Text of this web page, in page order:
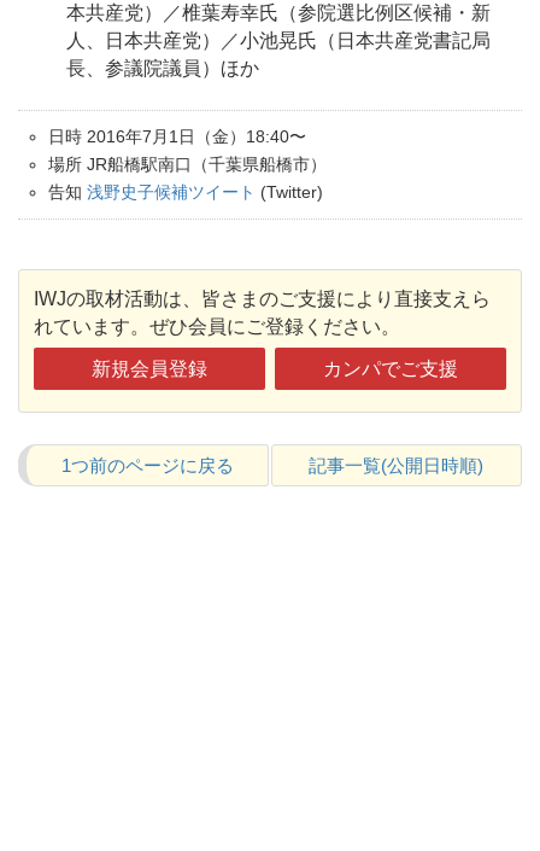
本共産党）／椎葉寿幸氏（参院選比例区候補・新
人、日本共産党）／小池晃氏（日本共産党書記局
長、参議院議員）ほか
日時 2016年7月1日（金）18:40〜
場所 JR船橋駅南口（千葉県船橋市）
告知 浅野史子候補ツイート (Twitter)
IWJの取材活動は、皆さまのご支援により直接支えら
れています。ぜひ会員にご登録ください。
新規会員登録 カンパでご支援
1つ前のページに戻る 記事一覧(公開日時順)